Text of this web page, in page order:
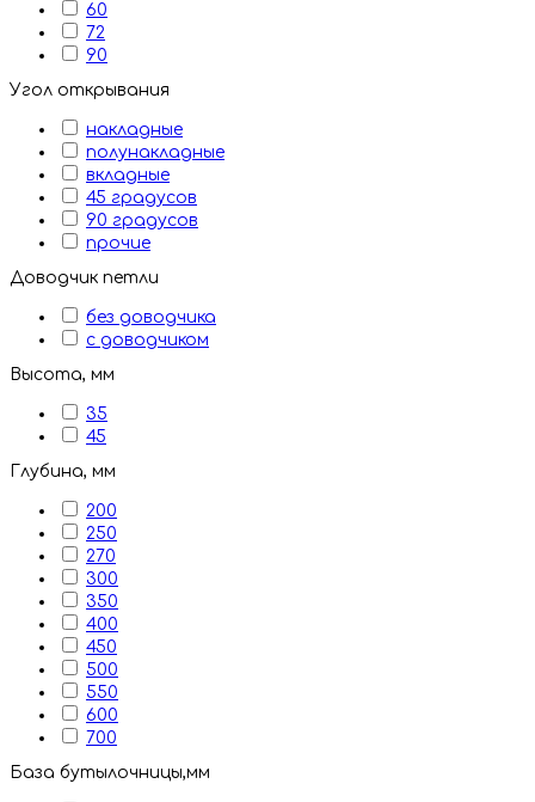
60
72
90
Угол открывания
накладные
полунакладные
вкладные
45 градусов
90 градусов
прочие
Доводчик петли
без доводчика
с доводчиком
Высота, мм
35
45
Глубина, мм
200
250
270
300
350
400
450
500
550
600
700
База бутылочницы,мм